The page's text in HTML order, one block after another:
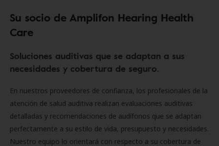
Su socio de Amplifon Hearing Health
Care
Soluciones auditivas que se adaptan a sus
necesidades y cobertura de seguro.
En nuestros proveedores de confianza, los profesionales de la
atención de salud auditiva realizan evaluaciones auditivas
detalladas y recomendaciones de audífonos que se adaptan
perfectamente a su estilo de vida, presupuesto y necesidades.
Nuestro equipo lo orientará con respecto a su cobertura de